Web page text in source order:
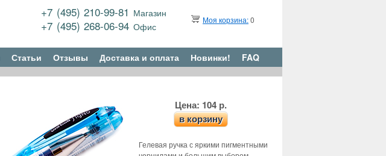
+7 (495) 210-99-81 Магазин
+7 (495) 268-06-94Офис
Моя корзина:0
Статьи Отзывы Доставка и оплата Новинки! FAQ
Цена: 104 р.
в корзину
Гелевая ручка с яркими пигментными